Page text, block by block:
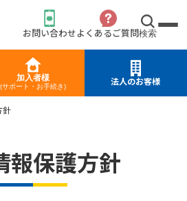
お問い合わせ よくあるご質問検索
加入者様
(サポート・お手続き)
法人のお客様
針
報保護方針